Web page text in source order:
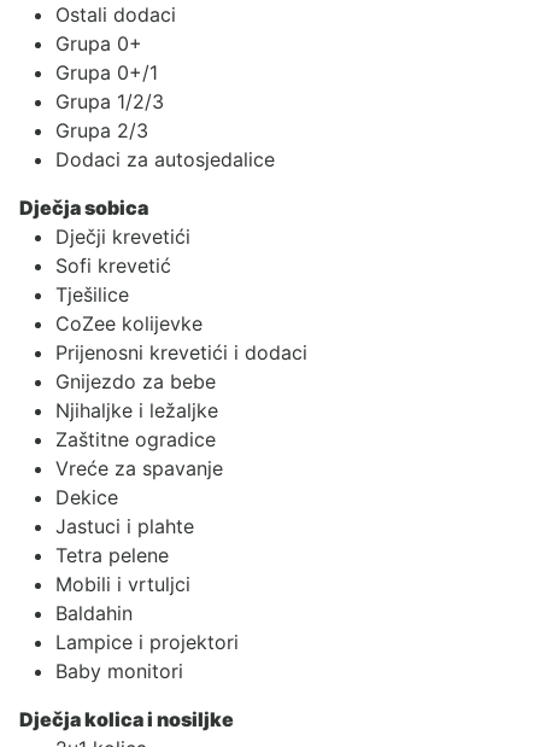
Ostali dodaci
Grupa 0+
Grupa 0+/1
Grupa 1/2/3
Grupa 2/3
Dodaci za autosjedalice
Dječja sobica
Dječji krevetići
Sofi krevetić
Tješilice
CoZee kolijevke
Prijenosni krevetići i dodaci
Gnijezdo za bebe
Njihaljke i ležaljke
Zaštitne ogradice
Vreće za spavanje
Dekice
Jastuci i plahte
Tetra pelene
Mobili i vrtuljci
Baldahin
Lampice i projektori
Baby monitori
Dječja kolica i nosiljke